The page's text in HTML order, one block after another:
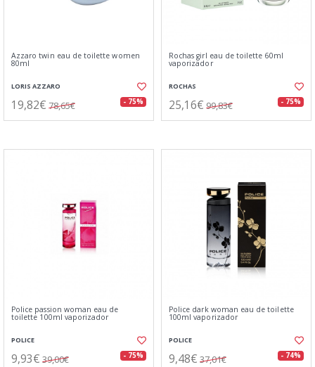
Azzaro twin eau de toilette women
80ml
LORIS AZZARO
19,82€ 78,65€ - 75%
Rochas girl eau de toilette 60ml
vaporizador
ROCHAS
25,16€ 99,83€ - 75%
Police passion woman eau de
toilette 100ml vaporizador
POLICE
9,93€ 39,00€ - 75%
Police dark woman eau de toilette
100ml vaporizador
POLICE
9,48€ 37,01€ - 74%